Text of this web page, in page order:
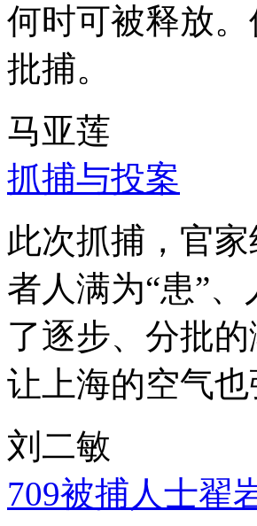
何时可被释放
批捕。
马亚莲
抓捕与投案
此次抓捕，官
者人满为“患”
了逐步、分批
让上海的空气
刘二敏
709被捕人士翟